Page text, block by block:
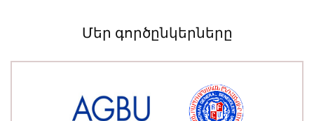
Մեր գործընկերները